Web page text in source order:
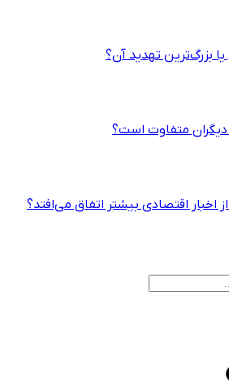
بزرگ‌ترین تهدید آن؟
دیگران متفاوت است؟
اخبار اقتصادی بیشتر اتفاق می‌افتد؟